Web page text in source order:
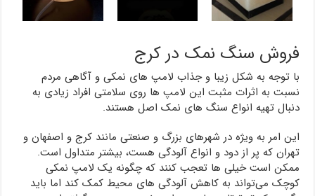
فروش سنگ نمک در کرج
با توجه به شکل زیبا و جذاب لامپ های نمکی و آگاهی مردم
نسبت به اثرات مثبت این لامپ ها روی سلامتی افراد زیادی به
دنبال تهیه انواع سنگ های نمک اصل هستند.
این امر به ویژه در شهرهای بزرگ و صنعتی مانند کرج و اصفهان و
تهران که پر از دود و انواع آلودگی هست، بیشتر متداول است.
ممکن است خیلی ها تعجب کنند که چگونه یک لامپ نمکی
کوچک می‌تواند به کاهش آلودگی های محیط کمک کند اما باید